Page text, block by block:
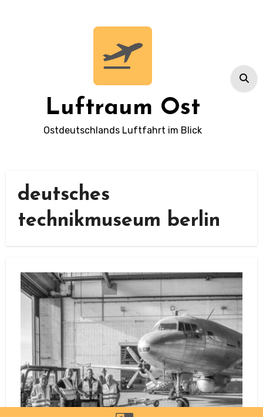
Luftraum Ost
Ostdeutschlands Luftfahrt im Blick
deutsches
technikmuseum berlin